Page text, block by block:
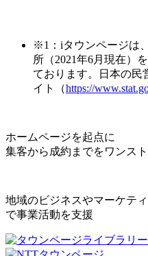
※1：iタウンページは
所（2021年6月現在）
ております。日本の民
イト（https://
ホームページを起点に
集客から成約までをワンス
地域のビジネスやマーケテ
で事業活動を支援